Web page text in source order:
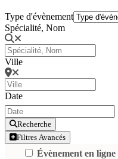
Type d'évènement
Spécialité, Nom
Ville
Date
Recherche
Filtres Avancés
Évènement en ligne